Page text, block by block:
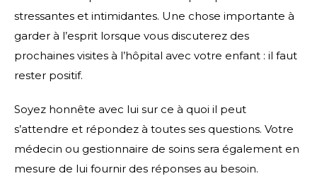
stressantes et intimidantes. Une chose importante à
garder à l’esprit lorsque vous discuterez des
prochaines visites à l’hôpital avec votre enfant : il faut
rester positif.
Soyez honnête avec lui sur ce à quoi il peut
s’attendre et répondez à toutes ses questions. Votre
médecin ou gestionnaire de soins sera également en
mesure de lui fournir des réponses au besoin.